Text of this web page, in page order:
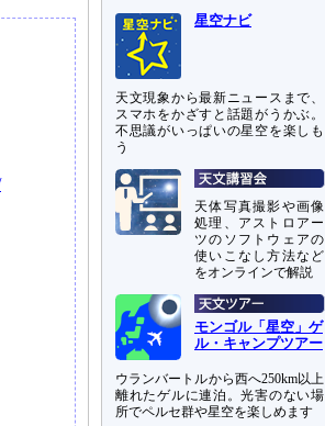
星空ナビ
天文現象から最新ニュースまで、
スマホをかざすと話題がうかぶ。
不思議がいっぱいの星空を楽しも
う
天体写真撮影や画像
処理、アストロアー
ツのソフトウェアの
使いこなし方法など
をオンラインで解説
モンゴル「星空」ゲ
ル・キャンプツアー
ウランバートルから西へ250km以上
離れたゲルに連泊。光害のない場
所でペルセ群や星空を楽しめます